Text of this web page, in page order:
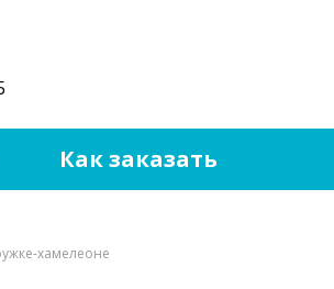
Как заказать
хамелеоне